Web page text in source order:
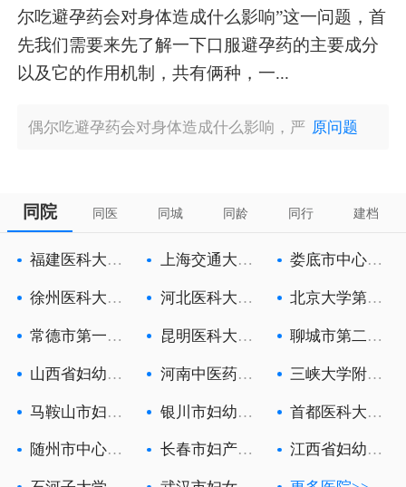
尔吃避孕药会对身体造成什么影响”这一问题，首
先我们需要来先了解一下口服避孕药的主要成分
以及它的作用机制，共有俩种，一...
偶尔吃避孕药会对身体造成什么影响，严 原问题
同院 同医 同城 同龄 同行 建档
福建医科大学
上海交通大学
娄底市中心医
徐州医科大学
河北医科大学
北京大学第三
常德市第一人
昆明医科大学
聊城市第二人
山西省妇幼保
河南中医药大
三峡大学附属
马鞍山市妇幼
银川市妇幼保
首都医科大学
随州市中心医
长春市妇产医
江西省妇幼保